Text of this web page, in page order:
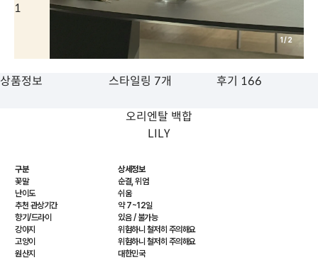
1
1 /2
상품정보 스타일링 7개 후기 166
오리엔탈 백합
LILY
구분
상세정보
꽃말
순결, 위엄
난이도
쉬움
추천 관상기간
약 7~12일
향기/드라이
있음 / 불가능
강아지
위험하니 철저히 주의해요
고양이
위험하니 철저히 주의해요
원산지
대한민국